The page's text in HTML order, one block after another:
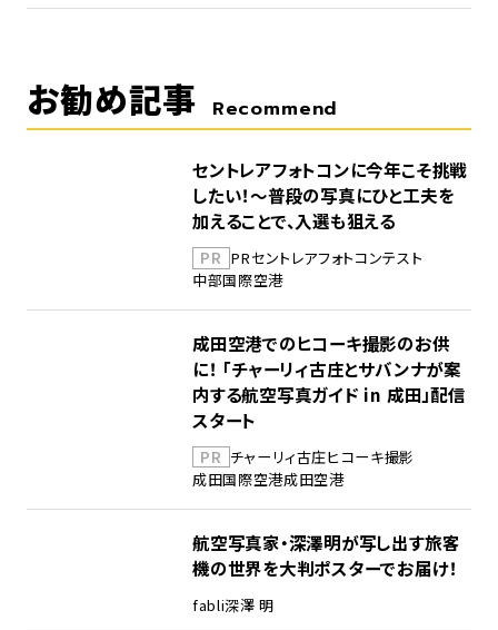
お勧め記事 Recommend
セントレアフォトコンに今年こそ挑戦
したい！～普段の写真にひと工夫を
加えることで、入選も狙える
PR PRセントレアフォトコンテスト
中部国際空港
成田空港でのヒコーキ撮影のお供
に！ 「チャーリィ古庄とサバンナが案
内する航空写真ガイド in 成田」配信
スタート
PR チャーリィ古庄ヒコーキ撮影
成田国際空港成田空港
航空写真家・深澤明が写し出す旅客
機の世界を大判ポスターでお届け！
fabli深澤 明